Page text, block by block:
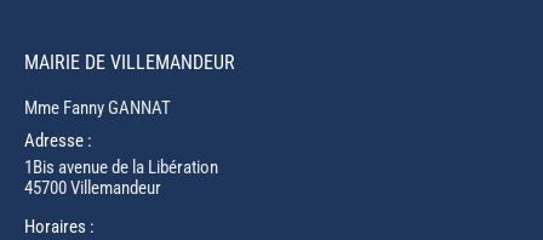
MAIRIE DE VILLEMANDEUR
Mme Fanny GANNAT
Adresse :
1Bis avenue de la Libération
45700 Villemandeur
Horaires :